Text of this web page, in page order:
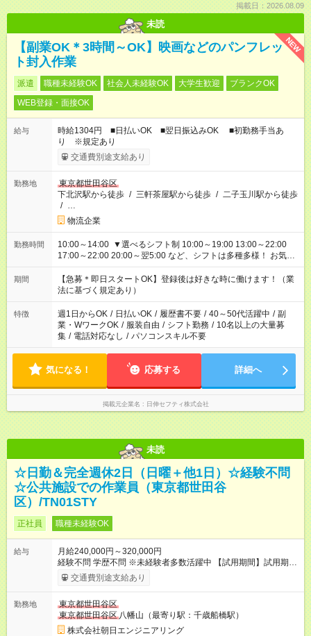
掲載日：2026.08.09
未読
NEW
【副業OK＊3時間～OK】映画などのパンフレッ
ト封入作業
派遣 職種未経験OK 社会人未経験OK 大学生歓迎
ブランクOK
WEB登録・面接OK
給与
時給1304円 ■日払いOK ■翌日振込みOK ■初勤務手当あ
り ※規定あり
交通費別途支給あり
勤務地
東京都世田谷区
下北沢駅から徒歩 / 三軒茶屋駅から徒歩 / 二子玉川駅から徒歩
/ …
物流企業
勤務時間
10:00～14:00 ▼選べるシフト制 10:00～19:00 13:00～22:00
17:00～22:00 20:00～翌5:00 など、シフトは多種多様！ お気軽
にご相談ください！
期間
【急募＊即日スタートOK】登録後は好きな時に働けます！（業
法に基づく規定あり）
特徴 週1日からOK / 日払いOK / 履歴書不要 / 40～50代活躍中 / 副
業・WワークOK / 服装自由 / シフト勤務 / 10名以上の大量募
集 / 電話対応なし / パソコンスキル不要
気になる！ 応募する 詳細へ
掲載元企業名 日伸セフティ株式会社
未読
☆日勤＆完全週休2日（日曜＋他1日）☆経験不問
☆公共施設での作業員（東京都世田谷
区）/TN01STY
正社員 職種未経験OK
給与
月給240,000円～320,000円
経験不問 学歴不問 ※未経験者多数活躍中 【試用期間】試用期間
あり 試用期間の長さ：3ヶ月 雇用形態、給与は本採用時と同じ
です。
交通費別途支給あり
勤務地
東京都世田谷区
東京都世田谷区 八幡山（最寄り駅：千歳船橋駅）
株式会社朝日エンジニアリング